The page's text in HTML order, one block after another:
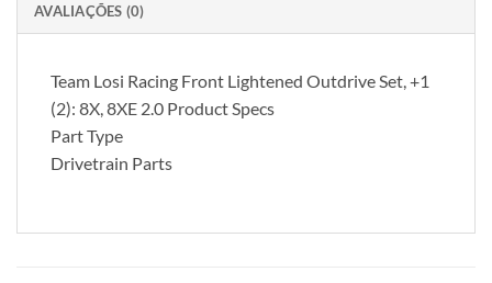
AVALIAÇÕES (0)
Team Losi Racing Front Lightened Outdrive Set, +1
(2): 8X, 8XE 2.0 Product Specs
Part Type
Drivetrain Parts